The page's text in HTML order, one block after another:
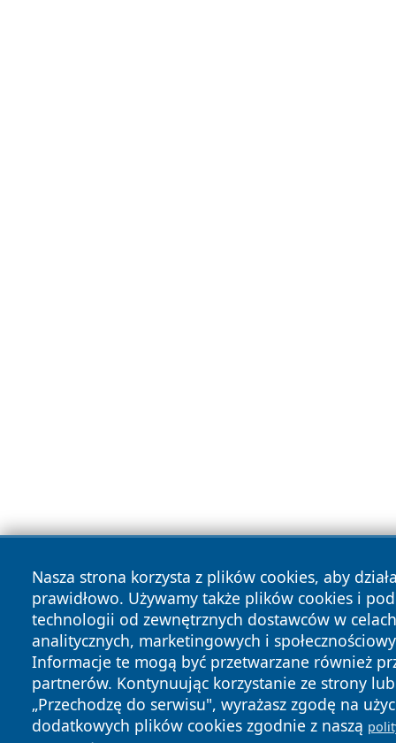
Nasza strona korzysta z plików cookies, aby
prawidłowo. Używamy także plików cookies i
technologii od zewnętrznych dostawców w celach
analitycznych, marketingowych i
Informacje te mogą być przetwarzane również
partnerów. Kontynuując korzystanie ze strony
„Przechodzę do serwisu", wyrażasz zgodę na
dodatkowych plików cookies zgodnie z naszą